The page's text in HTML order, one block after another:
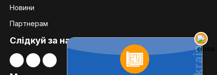
Новини
Партнерам
Слідкуй за нами: